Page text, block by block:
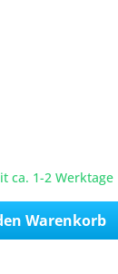
ca. 1-2 Werktage
Warenkorb